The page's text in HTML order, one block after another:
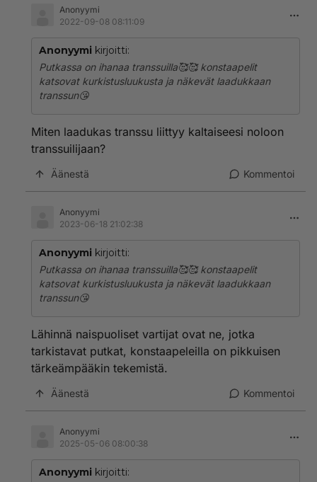
Anonyymi
2022-09-08 08:11:09
Anonyymi kirjoitti:
Putkassa on ihanaa transsuilla🥰🥰 konstaapelit
katsovat kurkistusluukusta ja näkevät laadukkaan
transsun😘
Miten laadukas transsu liittyy kaltaiseesi noloon
transsuilijaan?
Äänestä Kommentoi
Anonyymi
2023-06-18 21:02:38
Anonyymi kirjoitti:
Putkassa on ihanaa transsuilla🥰🥰 konstaapelit
katsovat kurkistusluukusta ja näkevät laadukkaan
transsun😘
Lähinnä naispuoliset vartijat ovat ne, jotka
tarkistavat putkat, konstaapeleilla on pikkuisen
tärkeämpääkin tekemistä.
Äänestä Kommentoi
Anonyymi
2025-05-06 08:00:38
Anonyymi kirjoitti: